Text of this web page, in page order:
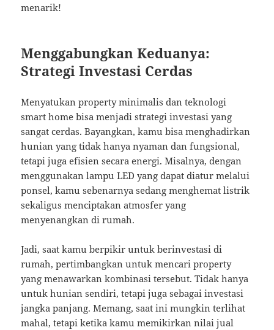
menarik!
Menggabungkan Keduanya:
Strategi Investasi Cerdas
Menyatukan property minimalis dan teknologi
smart home bisa menjadi strategi investasi yang
sangat cerdas. Bayangkan, kamu bisa menghadirkan
hunian yang tidak hanya nyaman dan fungsional,
tetapi juga efisien secara energi. Misalnya, dengan
menggunakan lampu LED yang dapat diatur melalui
ponsel, kamu sebenarnya sedang menghemat listrik
sekaligus menciptakan atmosfer yang
menyenangkan di rumah.
Jadi, saat kamu berpikir untuk berinvestasi di
rumah, pertimbangkan untuk mencari property
yang menawarkan kombinasi tersebut. Tidak hanya
untuk hunian sendiri, tetapi juga sebagai investasi
jangka panjang. Memang, saat ini mungkin terlihat
mahal, tetapi ketika kamu memikirkan nilai jual